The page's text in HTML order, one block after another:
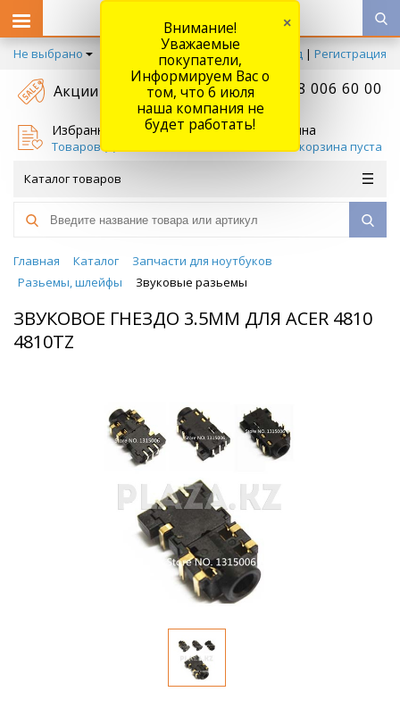
Не выбрано Вход | Регистрация
Акции +7 778 006 60 00
Избранное
Товаров (
Корзина
Ваша корзина пуста
Каталог товаров
Главная Каталог
Запчасти для ноутбуков
Разьемы, шлейфы
Звуковые разьемы
ЗВУКОВОЕ ГНЕЗДО 3.5ММ ДЛЯ ACER 4810
4810TZ
Внимание!
Уважаемые
покупатели,
Информируем Вас о
том, что 6 июля
наша компания не
будет работать!
×